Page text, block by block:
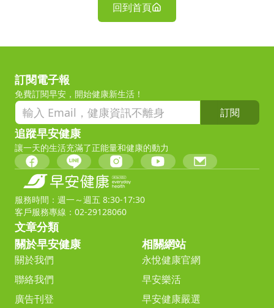
回到首頁
訂閱電子報
免費訂閱早安，開始健康新生活！
訂閱
追蹤早安健康
讓一天的生活充滿了正能量和健康的動力
服務時間：週一～週五 8:30-17:30
客戶服務專線：02-29128060
文章分類
關於早安健康
關於我們
聯絡我們
廣告刊登
相關網站
永悅健康官網
早安樂活
早安健康嚴選